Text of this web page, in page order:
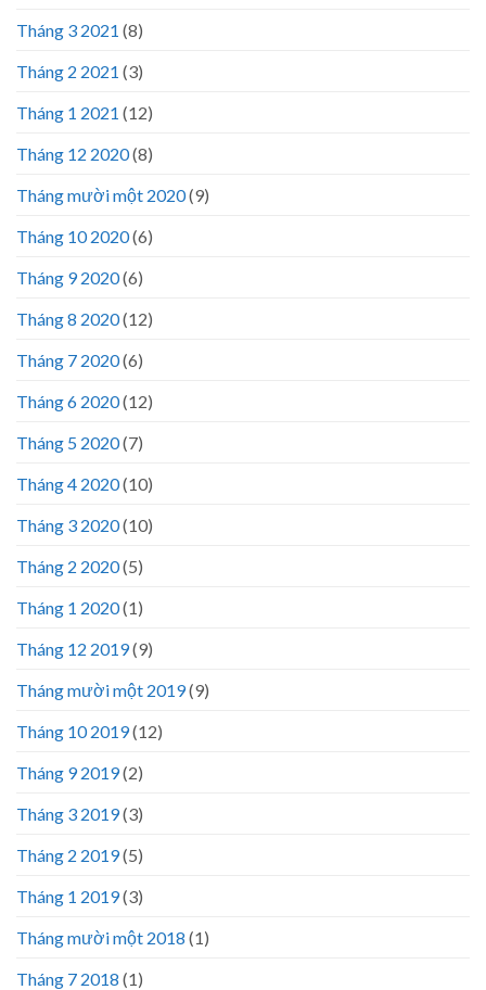
Tháng 3 2021 (8)
Tháng 2 2021 (3)
Tháng 1 2021 (12)
Tháng 12 2020(8)
Tháng mười một 2020(9)
Tháng 10 2020(6)
Tháng 9 2020(6)
Tháng 8 2020(12)
Tháng 7 2020(6)
Tháng 6 2020(12)
Tháng 5 2020(7)
Tháng 4 2020(10)
Tháng 3 2020(10)
Tháng 2 2020(5)
Tháng 1 2020(1)
Tháng 12 2019(9)
Tháng mười một 2019(9)
Tháng 10 2019(12)
Tháng 9 2019(2)
Tháng 3 2019(3)
Tháng 2 2019(5)
Tháng 1 2019(3)
Tháng mười một 2018 (1)
Tháng 7 2018 (1)